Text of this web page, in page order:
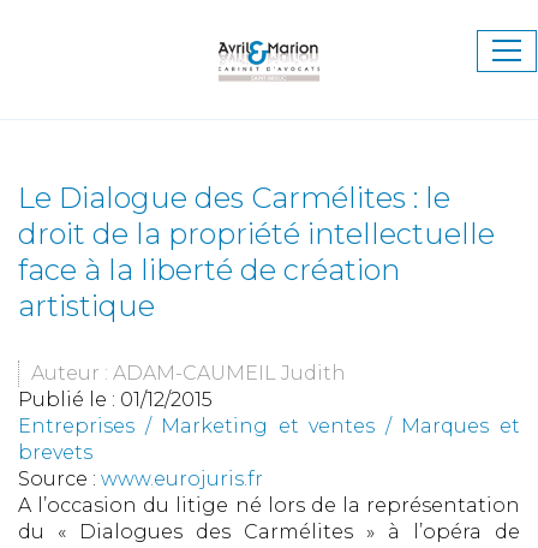
Le Dialogue des Carmélites : le
droit de la propriété intellectuelle
face à la liberté de création
artistique
Auteur : ADAM-CAUMEIL Judith
Publié le : 01/12/2015
Entreprises / Marketing et ventes / Marques et
brevets
Source : www.eurojuris.fr
A l’occasion du litige né lors de la représentation
du « Dialogues des Carmélites » à l’opéra de